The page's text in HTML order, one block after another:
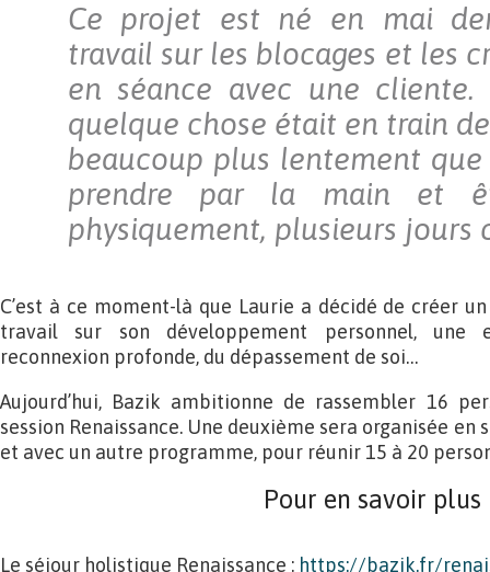
Ce projet est né en mai
travail sur les blocages et les
en séance avec une cliente.
quelque chose était en train
beaucoup plus lentement
prendre par la main et
physiquement, plusieurs jours
C’est à ce moment-là que Laurie a décidé de créer
travail sur son développement personnel, une
reconnexion profonde, du dépassement de soi…
Aujourd’hui, Bazik ambitionne de rassembler 16
session Renaissance. Une deuxième sera organisée
et avec un autre programme, pour réunir 15 à 20
Pour en savoir plus
Le séjour holistique Renaissance : https://bazik.fr/